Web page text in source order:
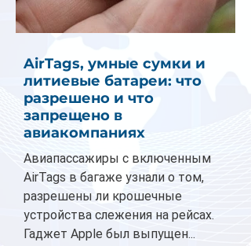
AirTags, умные сумки и
литиевые батареи: что
разрешено и что
запрещено в
авиакомпаниях
Авиапассажиры с включенным
AirTags в багаже узнали о том,
разрешены ли крошечные
устройства слежения на рейсах.
Гаджет Apple был выпущен...